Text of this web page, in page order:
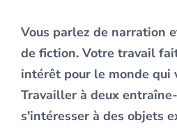
Vous parlez de narration
de fiction. Votre travail
intérêt pour le monde qui
Travailler à deux
s'intéresser à des objets